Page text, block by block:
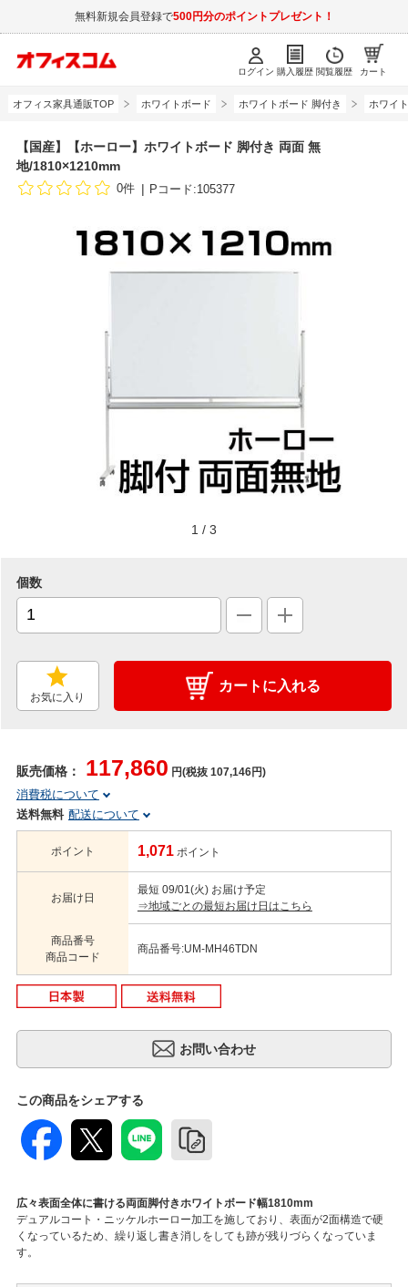
無料新規会員登録で500円分のポイントプレゼント！
ログイン 購入履歴 閲覧履歴 カート
オフィス家具通販TOP ホワイトボード ホワイトボード 脚付き ホワイ
【国産】【ホーロー】ホワイトボード 脚付き 両面 無
地/1810×1210mm
0件 Pコード:105377
1 / 3
個数
お気に入り
カートに入れる
販売価格： 117,860 円(税抜 107,146円)
消費税について
送料無料 配送について
ポイント 1,071 ポイント
お届け日
最短 09/01(火) お届け予定
⇒地域ごとの最短お届け日はこちら
商品番号
商品コード
商品番号:UM-MH46TDN
この商品をシェアする
広々表面全体に書ける両面脚付きホワイトボード幅1810mm
デュアルコート・ニッケルホーロー加工を施しており、表面が2面構造で硬
くなっているため、繰り返し書き消しをしても跡が残りづらくなっていま
す。